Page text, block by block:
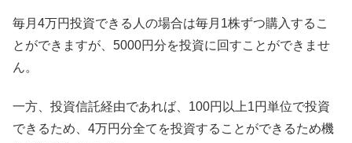
毎月4万円投資できる人の場合は毎月1株ずつ購入するこ
とができますが、5000円分を投資に回すことができませ
ん。
一方、投資信託経由であれば、100円以上1円単位で投資
できるため、4万円分全てを投資することができるため機